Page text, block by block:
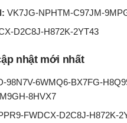
VK7JG-NPHTM-C97JM-
D2C8J-H872K-2YT43
nhật mới nhất
98N7V-6WMQ6-BX7FG-
8HVX7
FWDCX-D2C8J-H872K-